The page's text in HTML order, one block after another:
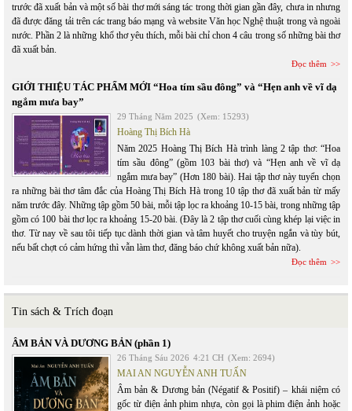
trước đã xuất bản và một số bài thơ mới sáng tác trong thời gian gần đây, chưa in nhưng
đã được đăng tải trên các trang báo mạng và website Văn học Nghệ thuật trong và ngoài
nước. Phần 2 là những khổ thơ yêu thích, mỗi bài chỉ chon 4 câu trong số những bài thơ
đã xuất bản.
Đọc thêm
GIỚI THIỆU TÁC PHẨM MỚI “Hoa tím sầu đông” và “Hẹn anh về vĩ dạ
ngắm mưa bay”
29 Tháng Năm 2025 (Xem: 15293)
Hoàng Thị Bích Hà
Năm 2025 Hoàng Thị Bích Hà trình làng 2 tập thơ: “Hoa
tím sầu đông” (gồm 103 bài thơ) và “Hẹn anh về vĩ dạ
ngắm mưa bay” (Hơn 180 bài). Hai tập thơ này tuyển chọn
ra những bài thơ tâm đắc của Hoàng Thị Bích Hà trong 10 tập thơ đã xuất bản từ mấy
năm trước đây. Những tập gồm 50 bài, mỗi tập lọc ra khoảng 10-15 bài, trong những tập
gồm có 100 bài thơ lọc ra khoảng 15-20 bài. (Đây là 2 tập thơ cuối cùng khép lại việc in
thơ. Từ nay về sau tôi tiếp tục dành thời gian và tâm huyết cho truyện ngắn và tùy bút,
nếu bất chợt có cảm hứng thì vẫn làm thơ, đăng báo chứ không xuất bản nữa).
Đọc thêm
Tin sách & Trích đoạn
ÂM BẢN VÀ DƯƠNG BẢN (phần 1)
26 Tháng Sáu 2026 4:21 CH (Xem: 2694)
MAI AN NGUYỄN ANH TUẤN
Âm bản & Dương bản (Négatif & Positif) – khái niệm có
gốc từ điện ảnh phim nhựa, còn gọi là phim điện ảnh hoặc